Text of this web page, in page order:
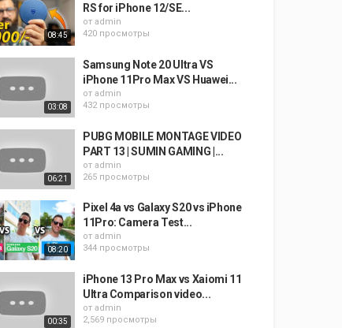
08:45
RS for iPhone 12/SE...
от admin
420 просмотры
03:08
Samsung Note 20 Ultra VS
iPhone 11Pro Max VS Huawei...
от admin
432 просмотры
06:21
PUBG MOBILE MONTAGE VIDEO
PART 13 | SUMIN GAMING |...
от admin
265 просмотры
08:20
Pixel 4a vs Galaxy S20 vs iPhone
11Pro: Camera Test...
от admin
344 просмотры
00:35
iPhone 13 Pro Max vs Xaiomi 11
Ultra Comparison video...
от admin
2,569 просмотры